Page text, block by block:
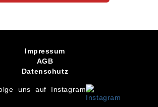
Impressum
AGB
Datenschutz
uns auf Instagram